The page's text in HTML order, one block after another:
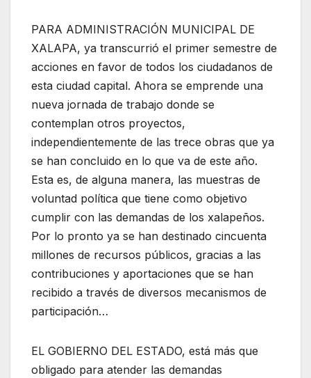
PARA ADMINISTRACIÓN MUNICIPAL DE
XALAPA, ya transcurrió el primer semestre de
acciones en favor de todos los ciudadanos de
esta ciudad capital. Ahora se emprende una
nueva jornada de trabajo donde se
contemplan otros proyectos,
independientemente de las trece obras que ya
se han concluido en lo que va de este año.
Esta es, de alguna manera, las muestras de
voluntad política que tiene como objetivo
cumplir con las demandas de los xalapeños.
Por lo pronto ya se han destinado cincuenta
millones de recursos públicos, gracias a las
contribuciones y aportaciones que se han
recibido a través de diversos mecanismos de
participación…
EL GOBIERNO DEL ESTADO, está más que
obligado para atender las demandas